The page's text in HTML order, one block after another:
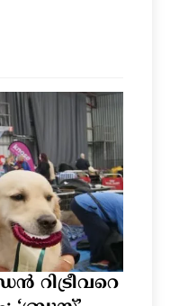
റിട്രീവറെ